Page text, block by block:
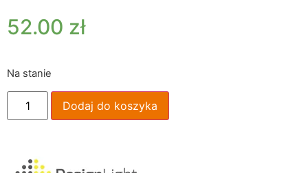
52.00 zł
Na stanie
Dodaj do koszyka